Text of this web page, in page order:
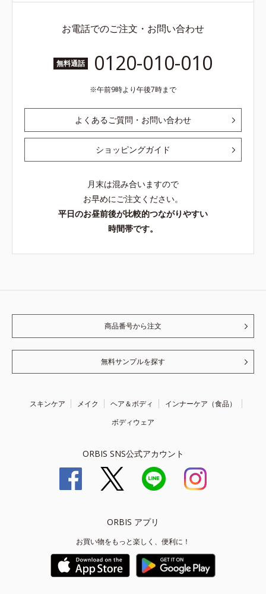
お電話でのご注文・お問い合わせ
無料通話 0120-010-010
午前9時より午後7時まで
よくあるご質問・お問い合わせ
ショッピングガイド
月末は混み合いますので
お早めにご注文ください。
平日のお昼前後が比較的つながりやすい
時間帯です。
商品番号から注文
無料サンプルを探す
スキンケア メイク ヘア＆ボディ
インナーケア（食品）
ボディウェア
ORBIS SNS公式アカウント
ORBIS アプリ
お買い物をもっと楽しく、便利に！